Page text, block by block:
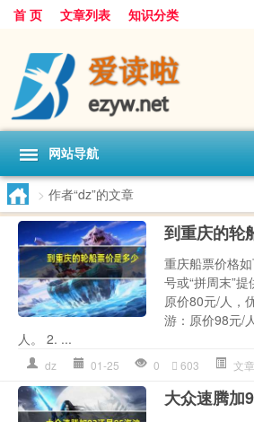
首 页 文章列表 知识分类
网站导航
> 作者“dz”的文章
到重庆的轮
重庆船票价格
号或“拼周末”
原价80元/人，
游：原价98元/
人。 2. ...
dz 01-25 0 603 文
大众速腾加